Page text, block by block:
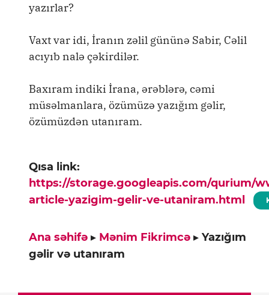
yazırlar?
Vaxt var idi, İranın zəlil gününə Sabir, Cəlil
acıyıb nalə çəkirdilər.
Baxıram indiki İrana, ərəblərə, cəmi
müsəlmanlara, özümüzə yazığım gəlir,
özümüzdən utanıram.
Qısa link:
https://storage.googleapis.com/qurium/
article-yazigim-gelir-ve-utaniram.html
Ana səhifə ▸ Mənim Fikrimcə ▸ Yazığım
gəlir və utanıram